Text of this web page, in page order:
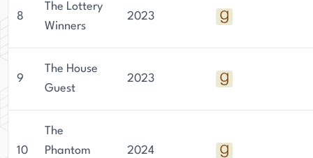
8
The Lottery
Winners
2023
9
The House
Guest
2023
10
The
Phantom
2024